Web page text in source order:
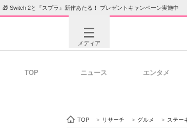
🎁 Switch 2と『スプラ』新作あたる！ プレゼントキャンペーン実施中
メディア
TOP ニュース エンタメ
TOP > リサーチ > グルメ > ステー